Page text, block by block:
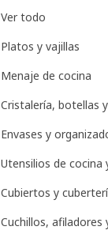
Ver todo
Platos y vajillas
Menaje de cocina
Cristalería, botellas
Envases y
Utensilios de cocina
Cubiertos y
Cuchillos,